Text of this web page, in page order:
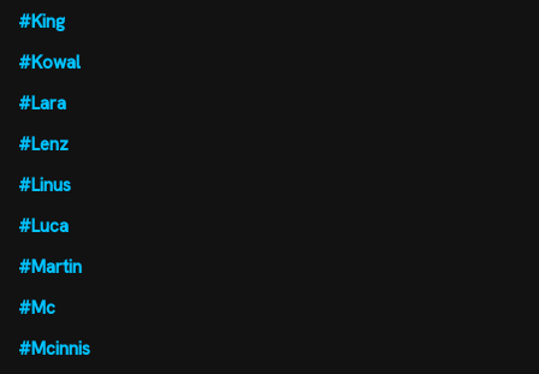
#King
#Kowal
#Lara
#Lenz
#Linus
#Luca
#Martin
#Mc
#Mcinnis